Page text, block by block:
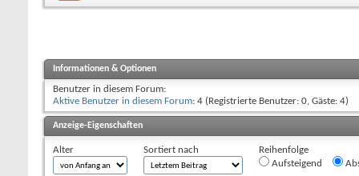
Informationen & Optionen
Benutzer in diesem Forum:
Aktive Benutzer in diesem Forum: 4 (Registrierte Benutzer: 0, Gäste: 4)
Anzeige-Eigenschaften
Alter Sortiert nach
Reihenfolge
Aufsteigend